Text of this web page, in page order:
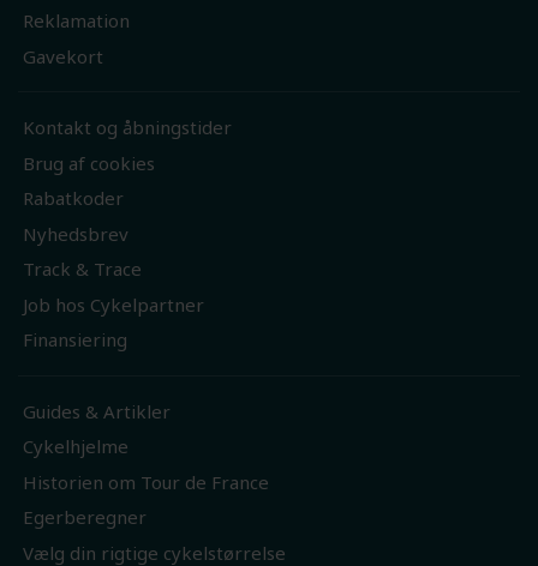
Reklamation
Gavekort
Kontakt og åbningstider
Brug af cookies
Rabatkoder
Nyhedsbrev
Track & Trace
Job hos Cykelpartner
Finansiering
Guides & Artikler
Cykelhjelme
Historien om Tour de France
Egerberegner
Vælg din rigtige cykelstørrelse